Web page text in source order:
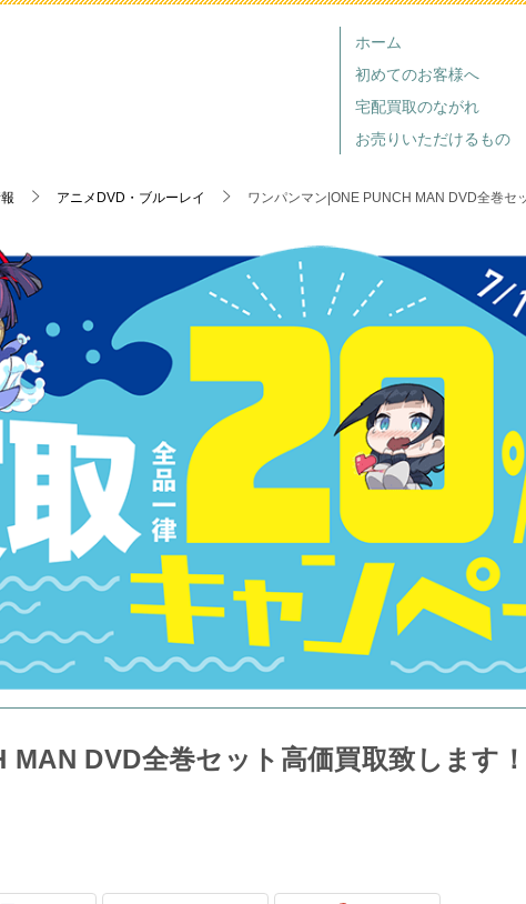
ホーム
初めてのお客様へ
宅配買取のながれ
お売りいただけるもの
アニメDVD・ブルーレイ ワンパンマン|ONE PUNCH MAN DVD全巻セ
MAN DVD全巻セット高価買取致します